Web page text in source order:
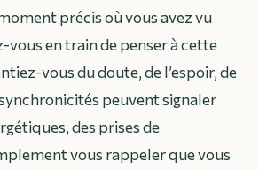
précis où vous avez vu
vous en train de penser à cette
vous du doute, de l’espoir, de
peuvent signaler
des prises de
vous rappeler que vous